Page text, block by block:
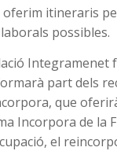
itineraris
possibles.
Integramenet
part dels
que
Incorpora de la
el